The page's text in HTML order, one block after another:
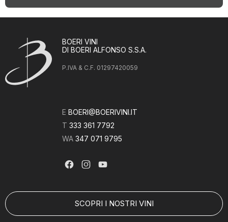
BOERI VINI
DI BOERI ALFONSO S.S.A.
P.IVA & C.F. 01297420059
E BOERI@BOERIVINI.IT
T 333 361 7792
WA 347 071 9795
SCOPRI I NOSTRI VINI